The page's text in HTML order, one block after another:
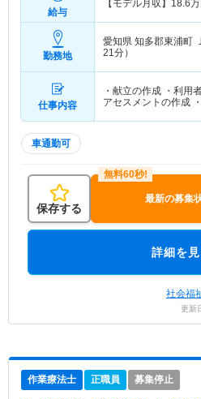
給与
【モデル月収】 18.6
勤務地
愛知県 知多郡東浦町
21分）
仕事内容
・献立の作成 ・利用
アセスメントの作成
車通勤可
保存する
最新の募集
詳細を見
社会福
更新
作業療法士 正職員 募集停止